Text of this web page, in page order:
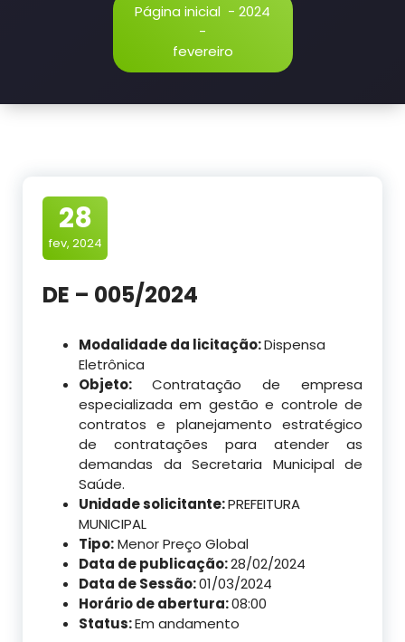
Página inicial - 2024
-
fevereiro
28
fev, 2024
DE – 005/2024
Modalidade da licitação:Dispensa
Eletrônica
Objeto: Contratação de empresa
especializada em gestão e controle de
contratos e planejamento estratégico
de contratações para atender as
demandas da Secretaria Municipal de
Saúde.
Unidade solicitante:PREFEITURA
MUNICIPAL
Tipo:Menor Preço Global
Data de publicação:28/02/2024
Data de Sessão:01/03/2024
Horário de abertura:08:00
Status:Em andamento